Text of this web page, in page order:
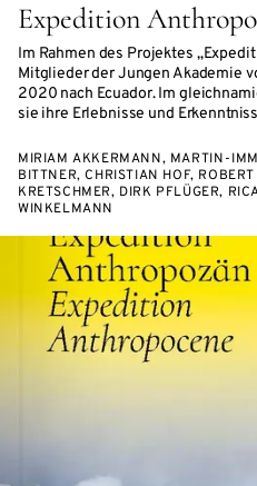
Expedition
Im Rahmen des Projektes
Mitglieder der Jungen Akademie
2020 nach Ecuador. Im
sie ihre Erlebnisse und
MIRIAM AKKERMANN, MARTIN-
BITTNER, CHRISTIAN HOF, ROBERT
KRETSCHMER, DIRK PFLÜGER,
WINKELMANN